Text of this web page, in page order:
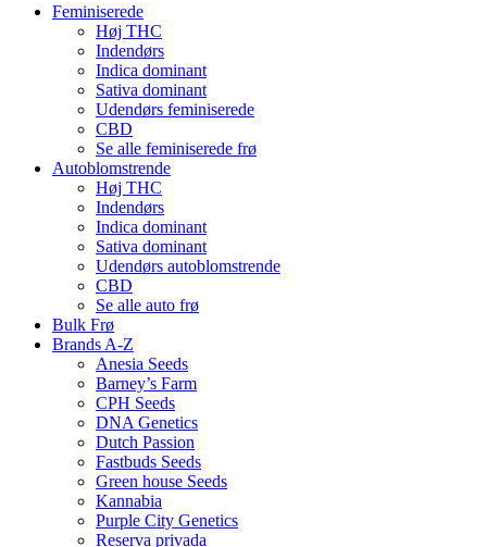
Feminiserede
Høj THC
Indendørs
Indica dominant
Sativa dominant
Udendørs feminiserede
CBD
Se alle feminiserede frø
Autoblomstrende
Høj THC
Indendørs
Indica dominant
Sativa dominant
Udendørs autoblomstrende
CBD
Se alle auto frø
Bulk Frø
Brands A-Z
Anesia Seeds
Barney’s Farm
CPH Seeds
DNA Genetics
Dutch Passion
Fastbuds Seeds
Green house Seeds
Kannabia
Purple City Genetics
Reserva privada